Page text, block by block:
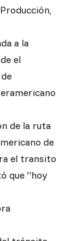
a la
el
de la ruta
de
el transito
que “hoy